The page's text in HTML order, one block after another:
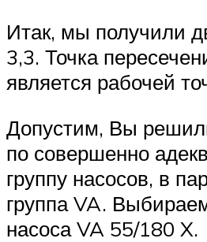
Итак, мы получили
3,3. Точка
является рабочей
Допустим, Вы
по совершенно
группу насосов, в
группа VA.
насоса VA 55/180 X.